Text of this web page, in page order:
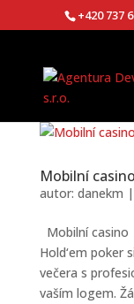
+420 737
Mobilní casino
autor: danekm |
Mobilní
Hold‘em poker
večera s
vaším logem.